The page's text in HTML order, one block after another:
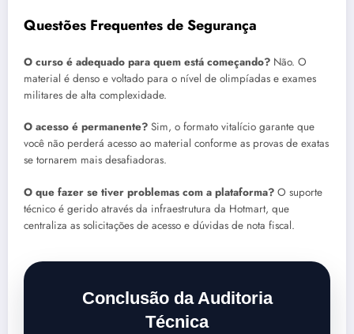
Questões Frequentes de Segurança
O curso é adequado para quem está começando? Não. O
material é denso e voltado para o nível de olimpíadas e exames
militares de alta complexidade.
O acesso é permanente? Sim, o formato vitalício garante que
você não perderá acesso ao material conforme as provas de exatas
se tornarem mais desafiadoras.
O que fazer se tiver problemas com a plataforma? O suporte
técnico é gerido através da infraestrutura da Hotmart, que
centraliza as solicitações de acesso e dúvidas de nota fiscal.
Conclusão da Auditoria
Técnica